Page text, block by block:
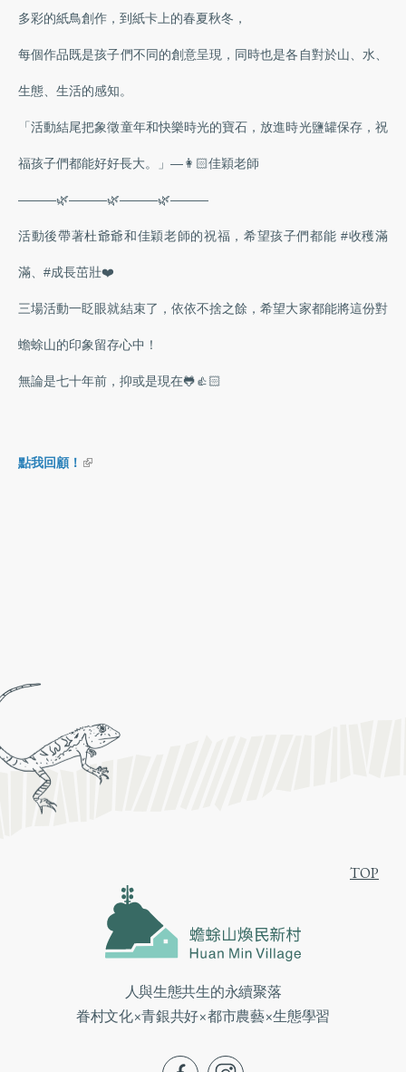
多彩的紙鳥創作，到紙卡上的春夏秋冬，
每個作品既是孩子們不同的創意呈現，同時也是各自對於山、水、
生態、生活的感知。
「活動結尾把象徵童年和快樂時光的寶石，放進時光鹽罐保存，祝
福孩子們都能好好長大。」—👩🏻佳穎老師
———🌿———🌿———🌿———
活動後帶著杜爺爺和佳穎老師的祝福，希望孩子們都能 #收穫滿
滿、#成長茁壯❤️
三場活動一眨眼就結束了，依依不捨之餘，希望大家都能將這份對
蟾蜍山的印象留存心中！
無論是七十年前，抑或是現在🐸👍🏻
點我回顧！ (link is external)
TOP
人與生態共生的永續聚落
眷村文化×青銀共好×都市農藝×生態學習
fb ig